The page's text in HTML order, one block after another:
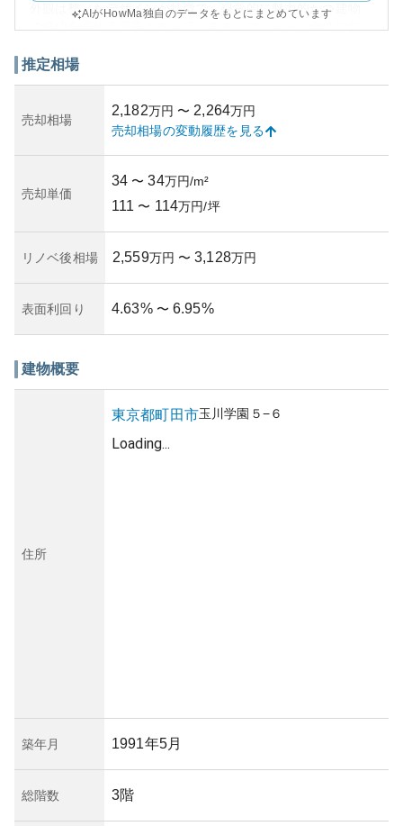
外観は整ったデザインが特徴で、視覚的に魅力的かつ建物
資産性に関しては、交通利便性や周辺環境の優良さによ
定的です。
所有リスクとしては、老朽化による修繕費や管理費の増大
が考えられますが、この物件は管理状況が良好なため、リ
可能性や近隣の開発計画などの外部要因も検討する必要が
AIがHowMa独自のデータをもとにまとめています
推定相場
売却相場
2,182万円 〜 2,264万円
売却相場の変動履歴を見る
売却単価
34 〜 34万円/m²
111 〜 114万円/坪
リノベ後相場 2,559万円 〜 3,128万円
表面利回り 4.63% 〜 6.95%
建物概要
住所
東京都町田市玉川学園 ５−６
Loading...
築年月 1991年5月
総階数 3階